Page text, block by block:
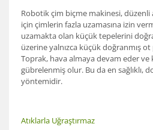
Robotik çim biçme makinesi, düzenli
için çimlerin fazla uzamasına izin
uzamakta olan küçük tepelerini
üzerine yalnızca küçük doğranmış
Toprak, hava almaya devam eder ve
gübrelenmiş olur. Bu da en sağlıklı,
yöntemidir.
Atıklarla Uğraştırmaz